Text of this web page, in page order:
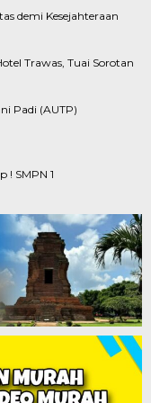
demi Kesejahteraan
Trawas, Tuai Sorotan
Padi (AUTP)
! SMPN 1